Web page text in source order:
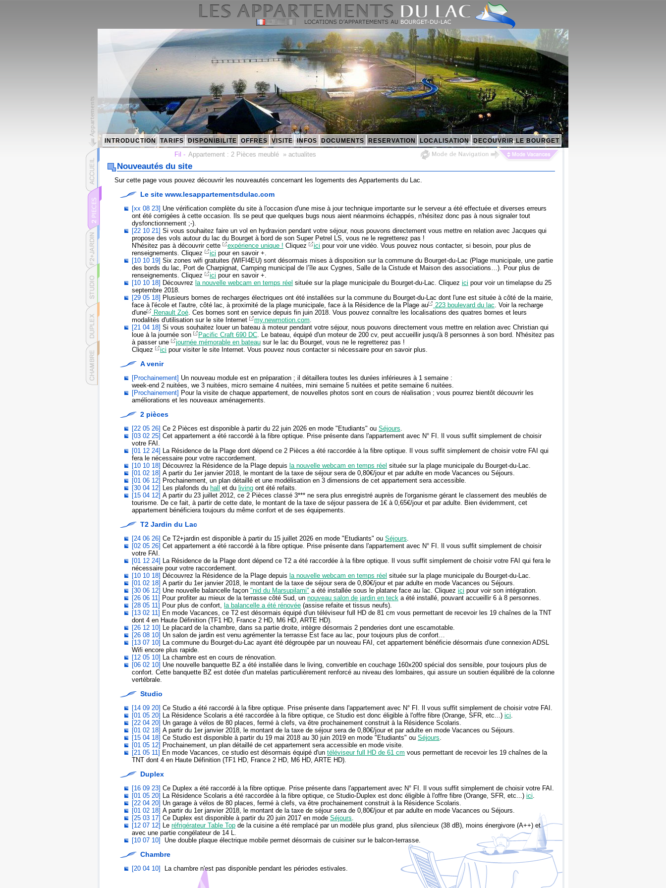
INTRODUCTION TARIFS DISPONIBILITE OFFRES VISITE INFOS DOCUMENTS RESERVATION LOCALISATION DECOUVRIR LE BOURGET
Fil - Appartement : 2 Pièces meublé » actualites
Nouveautés du site
Sur cette page vous pouvez découvrir les nouveautés concernant les logements des Appartements du Lac.
Le site www.lesappartementsdulac.com
[xx 08 23] Une vérification complète du site à l'occasion d'une mise à jour technique importante sur le serveur a été effectuée et diverses erreurs
ont été corrigées à cette occasion. Ils se peut que quelques bugs nous aient néanmoins échappés, n'hésitez donc pas à nous signaler tout
dysfonctionnement ;-).
[22 10 21] Si vous souhaitez faire un vol en hydravion pendant votre séjour, nous pouvons directement vous mettre en relation avec Jacques qui
propose des vols autour du lac du Bourget à bord de son Super Petrel LS, vous ne le regretterez pas !
N'hésitez pas à découvrir cette
expérience unique ! Cliquez ici pour voir une vidéo. Vous pouvez nous contacter, si besoin, pour plus de
renseignements. Cliquez
ici pour en savoir +.
[10 10 19] Six zones wifi gratuites (WIFI4EU) sont désormais mises à disposition sur la commune du Bourget-du-Lac (Plage municipale, une partie
des bords du lac, Port de Charpignat, Camping municipal de l’île aux Cygnes, Salle de la Cistude et Maison des associations…). Pour plus de
renseignements. Cliquez
ici pour en savoir +.
[10 10 18] Découvrez la nouvelle webcam en temps réel située sur la plage municipale du Bourget-du-Lac. Cliquez ici pour voir un timelapse du 25
septembre 2018.
[29 05 18] Plusieurs bornes de recharges électriques ont été installées sur la commune du Bourget-du-Lac dont l'une est située à côté de la mairie,
face à l'école et l'autre, côté lac, à proximité de la plage municipale, face à la Résidence de la Plage au
223 boulevard du lac. Voir la recharge
d'une
Renault Zoé. Ces bornes sont en service depuis fin juin 2018. Vous pouvez connaître les localisations des quatres bornes et leurs
modalités d'utilisation sur le site Internet
my.newmotion.com.
[21 04 18] Si vous souhaitez louer un bateau à moteur pendant votre séjour, nous pouvons directement vous mettre en relation avec Christian qui
loue à la journée son
Pacific Craft 690 DC. Le bateau, équipé d'un moteur de 200 cv, peut accueillir jusqu'à 8 personnes à son bord. N'hésitez pas
à passer une
journée mémorable en bateau sur le lac du Bourget, vous ne le regretterez pas !
Cliquez
ici pour visiter le site Internet. Vous pouvez nous contacter si nécessaire pour en savoir plus.
A venir
[Prochainement] Un nouveau module est en préparation ; il détaillera toutes les durées inférieures à 1 semaine :
week-end 2 nuitées, we 3 nuitées, micro semaine 4 nuitées, mini semaine 5 nuitées et petite semaine 6 nuitées.
[Prochainement] Pour la visite de chaque appartement, de nouvelles photos sont en cours de réalisation ; vous pourrez bientôt découvrir les
améliorations et les nouveaux aménagements.
2 pièces
[22 05 26] Ce 2 Pièces est disponible à partir du 22 juin 2026 en mode "Etudiants" ou Séjours.
[03 02 25] Cet appartement a été raccordé à la fibre optique. Prise présente dans l'appartement avec N° FI. Il vous suffit simplement de choisir
votre FAI.
[01 12 24] La Résidence de la Plage dont dépend ce 2 Pièces a été raccordée à la fibre optique. Il vous suffit simplement de choisir votre FAI qui
fera le nécessaire pour votre raccordement.
[10 10 18] Découvrez la Résidence de la Plage depuis la nouvelle webcam en temps réel située sur la plage municipale du Bourget-du-Lac.
[01 02 18] A partir du 1er janvier 2018, le montant de la taxe de séjour sera de 0,80€/jour et par adulte en mode Vacances ou Séjours.
[01 06 12] Prochainement, un plan détaillé et une modélisation en 3 dimensions de cet appartement sera accessible.
[30 04 12] Les plafonds du hall et du living ont été refaits.
[15 04 12] A partir du 23 juillet 2012, ce 2 Pièces classé 3*** ne sera plus enregistré auprès de l'organisme gérant le classement des meublés de
tourisme. De ce fait, à partir de cette date, le montant de la taxe de séjour passera de 1€ à 0,65€/jour et par adulte. Bien évidemment, cet
appartement bénéficiera toujours du même confort et de ses équipements.
T2 Jardin du Lac
[24 06 26] Ce T2+jardin est disponible à partir du 15 juillet 2026 en mode "Etudiants" ou Séjours.
[02 05 26] Cet appartement a été raccordé à la fibre optique. Prise présente dans l'appartement avec N° FI. Il vous suffit simplement de choisir
votre FAI.
[01 12 24] La Résidence de la Plage dont dépend ce T2 a été raccordée à la fibre optique. Il vous suffit simplement de choisir votre FAI qui fera le
nécessaire pour votre raccordement.
[10 10 18] Découvrez la Résidence de la Plage depuis la nouvelle webcam en temps réel située sur la plage municipale du Bourget-du-Lac.
[01 02 18] A partir du 1er janvier 2018, le montant de la taxe de séjour sera de 0,80€/jour et par adulte en mode Vacances ou Séjours.
[30 06 12] Une nouvelle balancelle façon "nid du Marsupilami" a été installée sous le platane face au lac. Cliquez ici pour voir son intégration.
[26 06 11] Pour profiter au mieux de la terrasse côté Sud, un nouveau salon de jardin en teck a été installé, pouvant accueillir 6 à 8 personnes.
[28 05 11] Pour plus de confort, la balancelle a été rénovée (assise refaite et tissus neufs).
[13 02 11] En mode Vacances, ce T2 est désormais équipé d'un téléviseur full HD de 81 cm vous permettant de recevoir les 19 chaînes de la TNT
dont 4 en Haute Définition (TF1 HD, France 2 HD, M6 HD, ARTE HD).
[26 12 10] Le placard de la chambre, dans sa partie droite, intègre désormais 2 penderies dont une escamotable.
[26 08 10] Un salon de jardin est venu agrémenter la terrasse Est face au lac, pour toujours plus de confort…
[13 07 10] La commune du Bourget-du-Lac ayant été dégroupée par un nouveau FAI, cet appartement bénéficie désormais d'une connexion ADSL
Wifi encore plus rapide.
[12 05 10] La chambre est en cours de rénovation.
[06 02 10] Une nouvelle banquette BZ a été installée dans le living, convertible en couchage 160x200 spécial dos sensible, pour toujours plus de
confort. Cette banquette BZ est dotée d'un matelas particulièrement renforcé au niveau des lombaires, qui assure un soutien équilibré de la colonne
vertébrale.
Studio
[14 09 20] Ce Studio a été raccordé à la fibre optique. Prise présente dans l'appartement avec N° FI. Il vous suffit simplement de choisir votre FAI.
[01 05 20] La Résidence Scolaris a été raccordée à la fibre optique, ce Studio est donc éligible à l'offre fibre (Orange, SFR, etc...) ici.
[22 04 20] Un garage à vélos de 80 places, fermé à clefs, va être prochainement construit à la Résidence Scolaris.
[01 02 18] A partir du 1er janvier 2018, le montant de la taxe de séjour sera de 0,80€/jour et par adulte en mode Vacances ou Séjours.
[15 04 18] Ce Studio est disponible à partir du 19 mai 2018 au 30 juin 2019 en mode "Etudiants" ou Séjours.
[01 05 12] Prochainement, un plan détaillé de cet appartement sera accessible en mode visite.
[21 05 11] En mode Vacances, ce studio est désormais équipé d'un téléviseur full HD de 61 cm vous permettant de recevoir les 19 chaînes de la
TNT dont 4 en Haute Définition (TF1 HD, France 2 HD, M6 HD, ARTE HD).
Duplex
[16 09 23] Ce Duplex a été raccordé à la fibre optique. Prise présente dans l'appartement avec N° FI. Il vous suffit simplement de choisir votre FAI.
[01 05 20] La Résidence Scolaris a été raccordée à la fibre optique, ce Studio-Duplex est donc éligible à l'offre fibre (Orange, SFR, etc...) ici.
[22 04 20] Un garage à vélos de 80 places, fermé à clefs, va être prochainement construit à la Résidence Scolaris.
[01 02 18] A partir du 1er janvier 2018, le montant de la taxe de séjour sera de 0,80€/jour et par adulte en mode Vacances ou Séjours.
[25 03 17] Ce Duplex est disponible à partir du 20 juin 2017 en mode Séjours.
[12 07 12] Le réfrigérateur Table Top de la cuisine a été remplacé par un modèle plus grand, plus silencieux (38 dB), moins énergivore (A++) et
avec une partie congélateur de 14 L.
[10 07 10]
Une double plaque électrique mobile permet désormais de cuisiner sur le balcon-terrasse.
Chambre
[20 04 10] La chambre n'est pas disponible pendant les périodes estivales.